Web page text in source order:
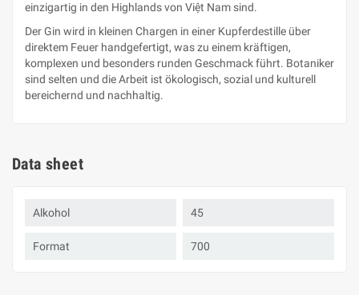
einzigartig in den Highlands von Việt Nam sind.
Der Gin wird in kleinen Chargen in einer Kupferdestille über
direktem Feuer handgefertigt, was zu einem kräftigen,
komplexen und besonders runden Geschmack führt. Botaniker
sind selten und die Arbeit ist ökologisch, sozial und kulturell
bereichernd und nachhaltig.
Data sheet
Alkohol 45
Format 700